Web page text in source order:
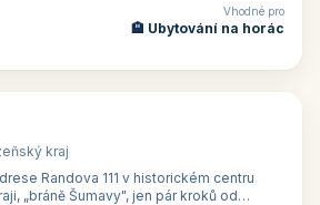
Vhodné pro
🏨 Ubytování na horác
kraj
Randova 111 v historickém centru
„bráně Šumavy", jen pár kroků od